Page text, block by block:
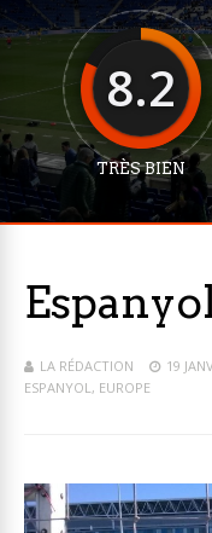
8.2
TRÈS BIEN
LA RÉDACTION 19
ESPANYOL, EUROPE